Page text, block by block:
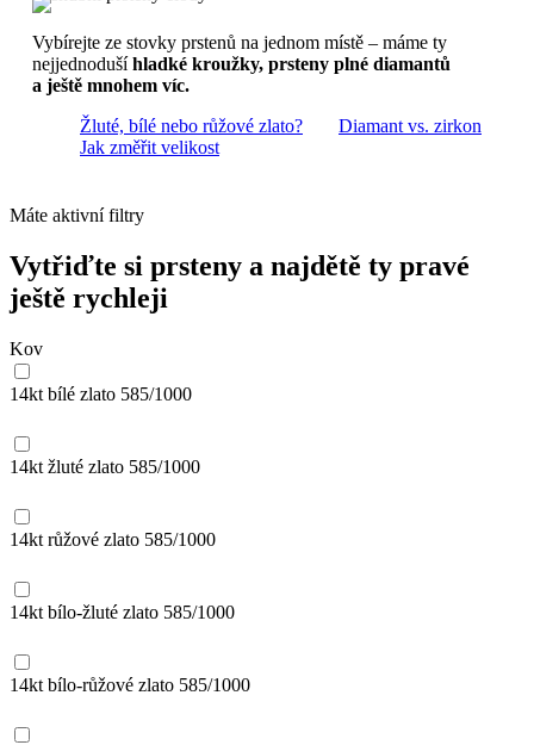
Vybírejte ze stovky prstenů na jednom místě – máme ty
nejjednodušíhladké kroužky, prsteny plné diamantů
a ještě mnohem víc.
Žluté, bílé nebo růžové zlato?
Diamant vs. zirkon
Jak změřit velikost
Máte aktivní filtry
Vytřiďte si prsteny a najdětě ty pravé
ještě rychleji
Kov
14kt bílé zlato 585/1000
14kt žluté zlato 585/1000
14kt růžové zlato 585/1000
14kt bílo-žluté zlato 585/1000
14kt bílo-růžové zlato 585/1000